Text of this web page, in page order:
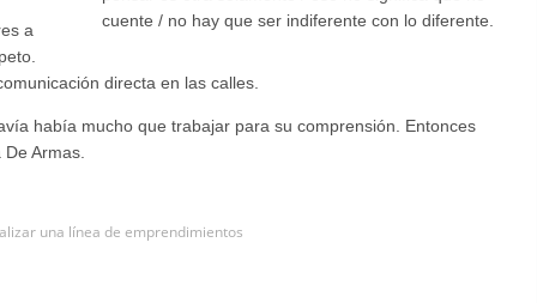
cuente / no hay que ser indiferente con lo diferente.
a
directa en las calles.
había mucho que trabajar para su comprensión. Entonces
Armas.
una línea de emprendimientos